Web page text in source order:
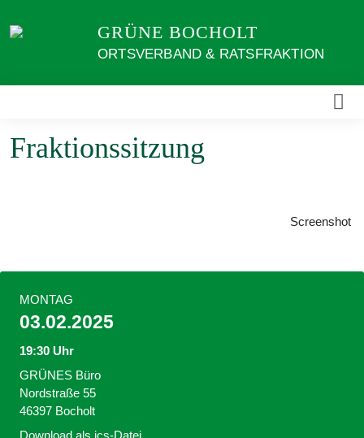
zum
GRÜNE BOCHOLT
ORTSVERBAND & RATSFRAKTION
Fraktionssitzung
Screenshot
MONTAG
03.02.2025
19:30 Uhr
GRÜNES Büro
Nordstraße 55
46397 Bocholt
Download als ics-Datei